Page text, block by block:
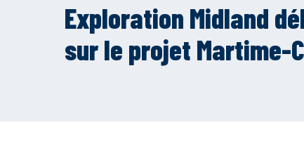
Exploration Midland
sur le projet Martime-